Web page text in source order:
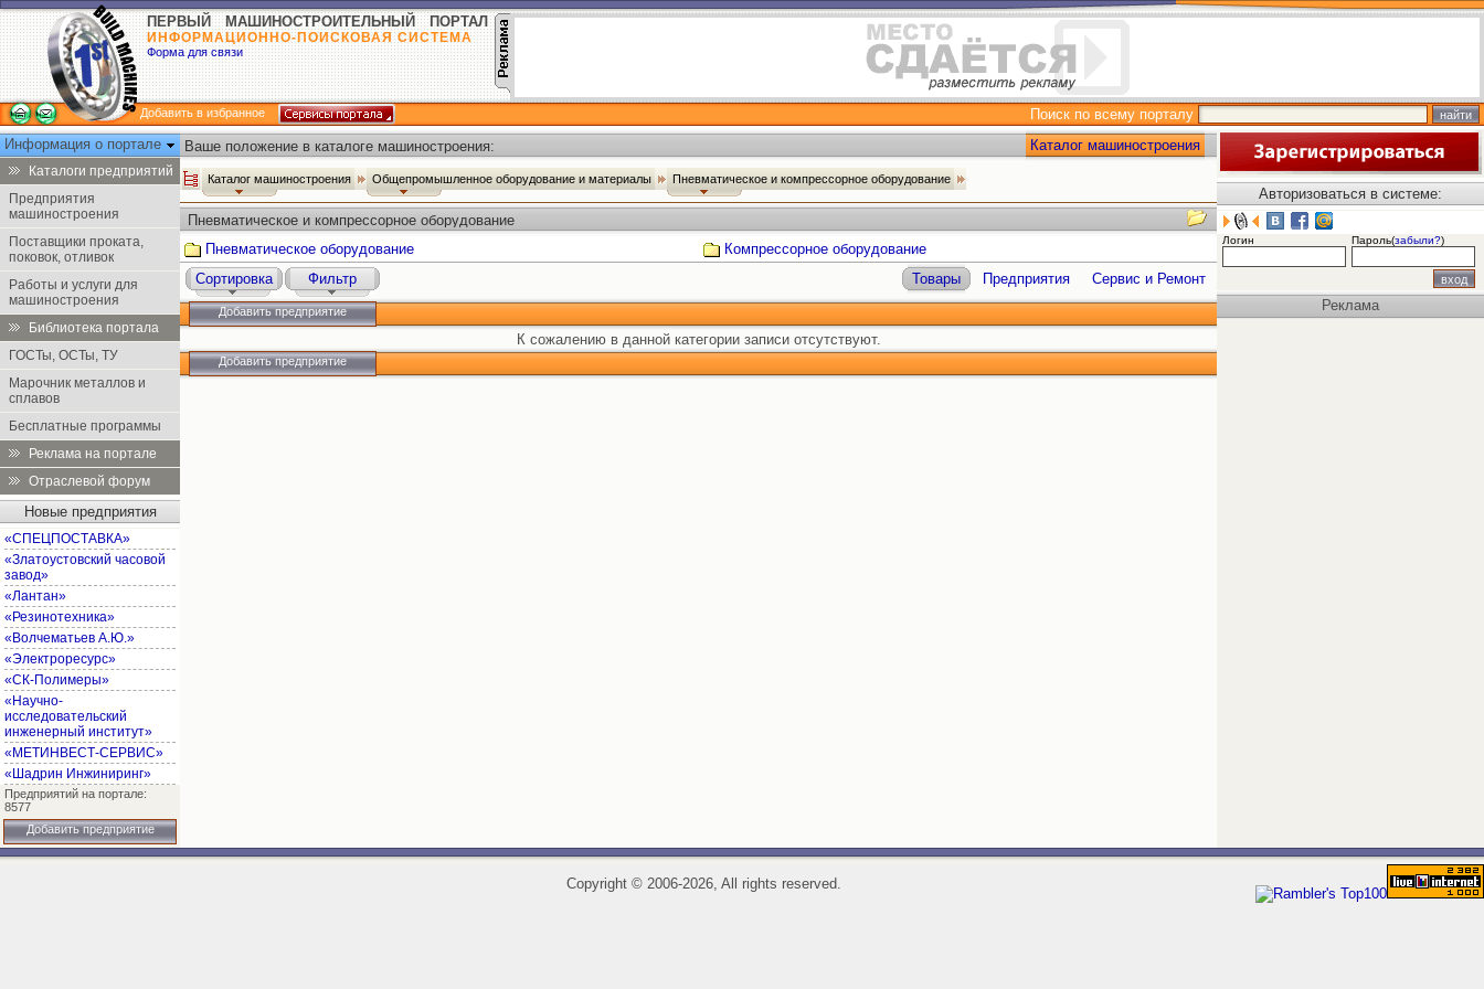
ПЕРВЫЙ МАШИНОСТРОИТЕЛЬНЫЙ ПОРТАЛ
ИНФОРМАЦИОННО-ПОИСКОВАЯ СИСТЕМА
Форма для связи
Добавить в избранное
Поиск по всему порталу
Информация о портале
Каталоги предприятий
Предприятия
машиностроения
Поставщики проката,
поковок, отливок
Работы и услуги для
машиностроения
Библиотека портала
ГОСТы, ОСТы, ТУ
Марочник металлов и
сплавов
Бесплатные программы
Реклама на портале
Отраслевой форум
Новые предприятия
«СПЕЦПОСТАВКА»
«Златоустовский часовой
завод»
«Лантан»
«Резинотехника»
«Волчематьев А.Ю.»
«Электроресурс»
«СК-Полимеры»
«Научно-
исследовательский
инженерный институт»
«МЕТИНВЕСТ-СЕРВИС»
«Шадрин Инжиниринг»
Предприятий на портале:
8577
Добавить предприятие
Ваше положение в каталоге машиностроения: Каталог машиностроения
Каталог машиностроения Общепромышленное оборудование и материалы Пневматическое и компрессорное оборудование
Пневматическое и компрессорное оборудование
Пневматическое оборудование
Компрессорное оборудование
Сортировка
Фильтр Товары Предприятия Сервис и Ремонт
Добавить предприятие
К сожалению в данной категории записи отсутствуют.
Добавить предприятие
Авторизоваться в системе:
Логин Пароль(забыли?)
Реклама
Copyright ©2006-2026, All rights reserved.